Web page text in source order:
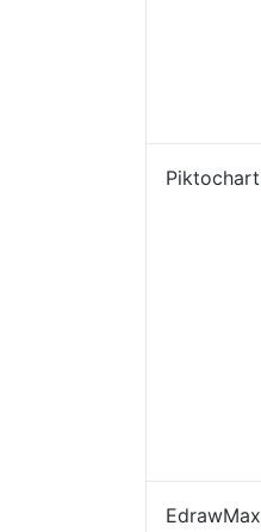
Piktochart
EdrawMax